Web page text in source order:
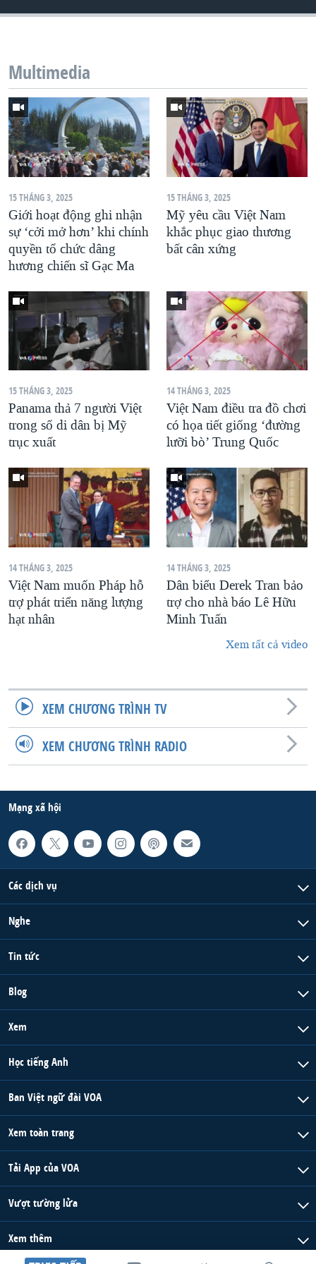
QUAN HỆ VIỆT MỸ
Multimedia
15 THÁNG 3, 2025
Giới hoạt động ghi nhận
sự ‘cởi mở hơn’ khi chính
quyền tổ chức dâng
hương chiến sĩ Gạc Ma
15 THÁNG 3, 2025
Mỹ yêu cầu Việt Nam
khắc phục giao thương
bất cân xứng
15 THÁNG 3, 2025
Panama thả 7 người Việt
trong số di dân bị Mỹ
trục xuất
14 THÁNG 3, 2025
Việt Nam điều tra đồ chơi
có họa tiết giống ‘đường
lưỡi bò’ Trung Quốc
14 THÁNG 3, 2025
Việt Nam muốn Pháp hỗ
trợ phát triển năng lượng
hạt nhân
14 THÁNG 3, 2025
Dân biểu Derek Tran bảo
trợ cho nhà báo Lê Hữu
Minh Tuấn
Xem tất cả video
XEM CHƯƠNG TRÌNH TV
XEM CHƯƠNG TRÌNH RADIO
Mạng xã hội
Các dịch vụ
Nghe
Tin tức
Blog
Xem
Học tiếng Anh
Ban Việt ngữ đài VOA
Xem toàn trang
Tải App của VOA
Vượt tường lửa
Xem thêm